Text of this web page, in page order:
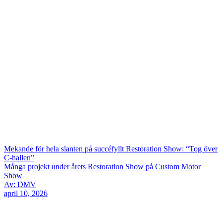
Mekande för hela slanten på succéfyllt Restoration Show: “Tog över
C-hallen”
Många projekt under årets Restoration Show på Custom Motor
Show
Av: DMV
april 10, 2026